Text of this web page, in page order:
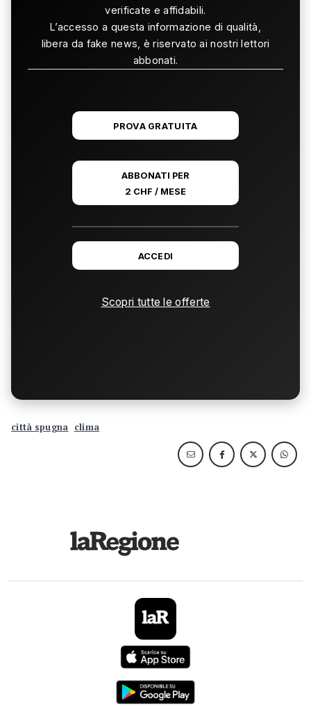
verificate e affidabili.
L’accesso a questa informazione di qualità,
libera da fake news, è riservato ai nostri lettori
abbonati.
PROVA GRATUITA
ABBONATI PER
2 CHF / MESE
ACCEDI
Scopri tutte le offerte
città spugna clima